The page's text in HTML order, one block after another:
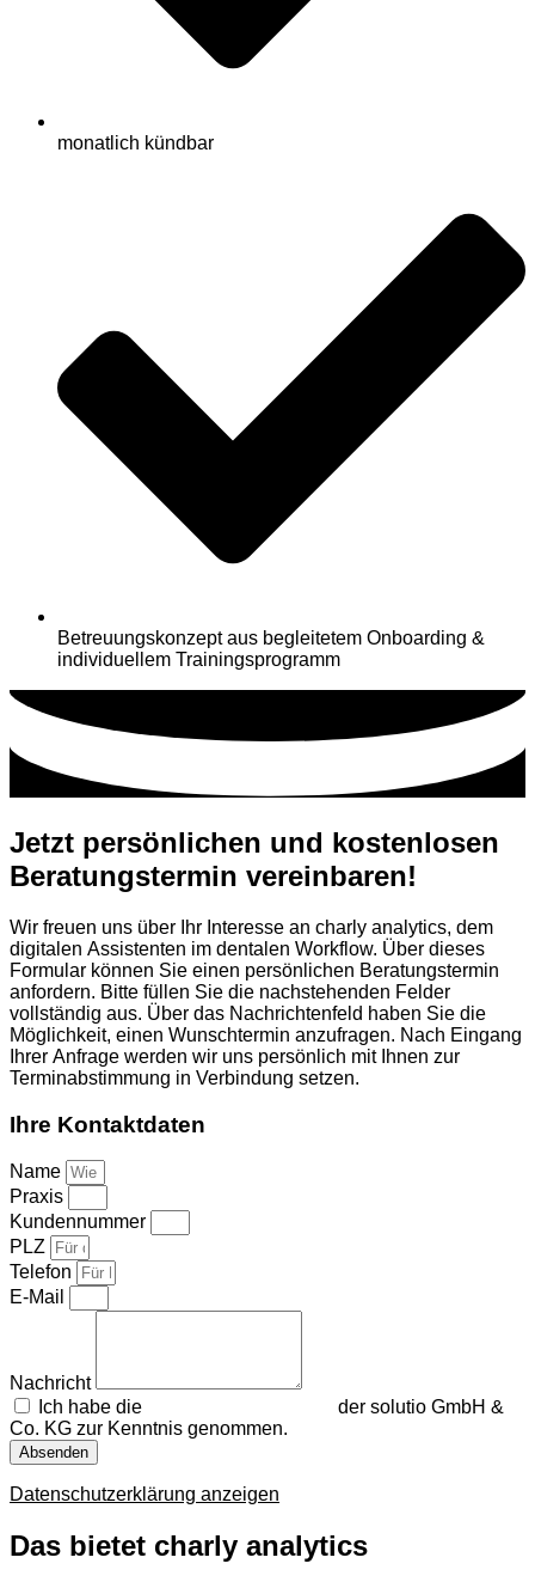
monatlich kündbar
Betreuungskonzept aus begleitetem Onboarding &
individuellem Trainingsprogramm
Jetzt persönlichen und kostenlosen
Beratungstermin vereinbaren!
Wir freuen uns über Ihr Interesse an charly analytics, dem
digitalen Assistenten im dentalen Workflow. Über dieses
Formular können Sie einen persönlichen Beratungstermin
anfordern. Bitte füllen Sie die nachstehenden Felder
vollständig aus. Über das Nachrichtenfeld haben Sie die
Möglichkeit, einen Wunschtermin anzufragen. Nach Eingang
Ihrer Anfrage werden wir uns persönlich mit Ihnen zur
Terminabstimmung in Verbindung setzen.
Ihre Kontaktdaten
Name
Praxis
Kundennummer
PLZ
Telefon
E-Mail
Nachricht
Ich habe die
der solutio GmbH &
Co. KG zur Kenntnis genommen.
Absenden
Datenschutzerklärung anzeigen
Das bietet charly analytics